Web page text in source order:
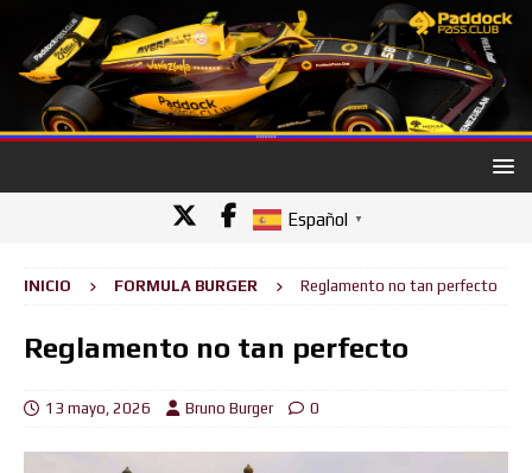
Español ▼
INICIO FORMULA BURGER Reglamento no tan perfecto
Reglamento no tan perfecto
13 mayo, 2026 Bruno Burger 0